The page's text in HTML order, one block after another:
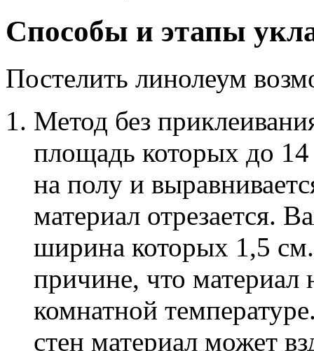
Способы и этапы
Постелить линолеум
Метод без
площадь которых до 14
на полу и
материал отрезается.
ширина которых 1,5
причине, что материал
комнатной
стен материал может